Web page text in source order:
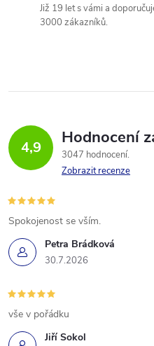
Již 19 let s vámi a
3000 zákazníků.
4,9 Hodnocení
3047 hodnocení
Zobrazit recenze
Petra Brádková
30.7.2026
Spokojenost se vším.
Jiří Sokol
vše v pořádku